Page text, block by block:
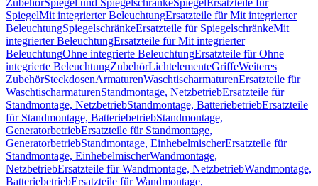
ZubehörSpiegel und SpiegelschränkeSpiegel Ersatzteile für
SpiegelMit integrierter BeleuchtungErsatzteile für Mit integrierter
BeleuchtungSpiegelschränkeErsatzteile für SpiegelschränkeMit
integrierter BeleuchtungErsatzteile für Mit integrierter
BeleuchtungOhne integrierte BeleuchtungErsatzteile für Ohne
integrierte BeleuchtungZubehörLichtelementeGriffeWeiteres
ZubehörSteckdosenArmaturenWaschtischarmaturenErsatzteile für
WaschtischarmaturenStandmontage, NetzbetriebErsatzteile für
Standmontage, NetzbetriebStandmontage, BatteriebetriebErsatzteile
für Standmontage, BatteriebetriebStandmontage,
GeneratorbetriebErsatzteile für Standmontage,
GeneratorbetriebStandmontage, EinhebelmischerErsatzteile für
Standmontage, EinhebelmischerWandmontage,
NetzbetriebErsatzteile für Wandmontage, NetzbetriebWandmontage,
BatteriebetriebErsatzteile für Wandmontage,